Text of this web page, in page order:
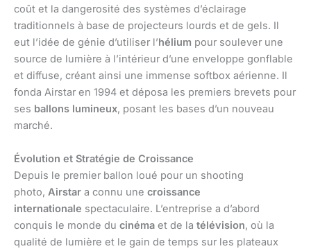
coût et la dangerosité des systèmes d’éclairage
traditionnels à base de projecteurs lourds et de gels. Il
eut l’idée de génie d’utiliser l’hélium pour soulever une
source de lumière à l’intérieur d’une enveloppe gonflable
et diffuse, créant ainsi une immense softbox aérienne. Il
fonda Airstar en 1994 et déposa les premiers brevets pour
ses ballons lumineux, posant les bases d’un nouveau
marché.
Évolution et Stratégie de Croissance
Depuis le premier ballon loué pour un shooting
photo, Airstar a connu une croissance
internationale spectaculaire. L’entreprise a d’abord
conquis le monde du cinéma et de la télévision, où la
qualité de lumière et le gain de temps sur les plateaux